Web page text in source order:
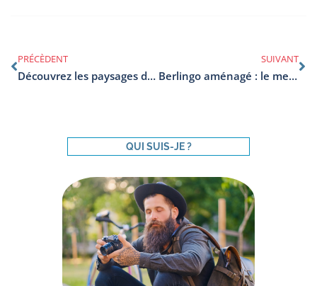
PRÉCÈDENT
Découvrez les paysages du Cambodge en toute liberté depuis la capitale culturelle
SUIVANT
Berlingo aménagé : le meilleur pour vos escapades le temps d’un week-end
QUI SUIS-JE ?